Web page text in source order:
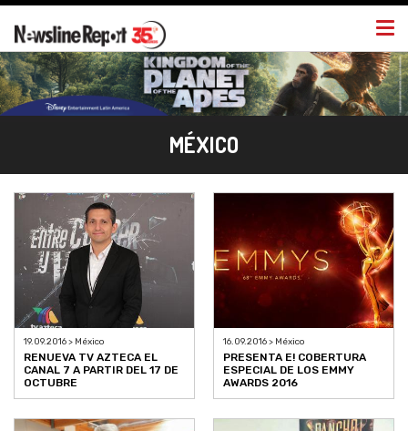
MÉXICO
19.09.2016 > México
RENUEVA TV AZTECA EL
CANAL 7 A PARTIR DEL 17 DE
OCTUBRE
16.09.2016 > México
PRESENTA E! COBERTURA
ESPECIAL DE LOS EMMY
AWARDS 2016